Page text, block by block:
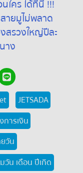
ใคร ได้ที่นี่ !!!
ายมูไม่พลาด
สรวงใหญ่ปีละ
าง
JETSADA
การเงิน
วัน
วัน เดือน ปีเกิด